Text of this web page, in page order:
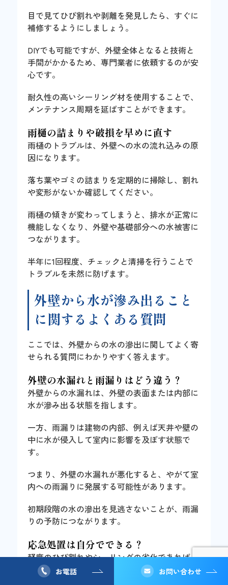
お電話 お問い合わせ
目で見てひび割れや剥離を発見したら、すぐに
補修するようにしましょう。
DIYでも可能ですが、外壁全体となると技術と
手間がかかるため、専門業者に依頼するのが安
心です。
耐久性の高いシーリング材を使用することで、
メンテナンス周期を延ばすことができます。
雨樋の詰まりや破損を早めに直す
雨樋のトラブルは、外壁への水の流れ込みの原
因になります。
落ち葉やゴミの詰まりを定期的に掃除し、割れ
や変形がないか確認してください。
雨樋の傾きが変わってしまうと、排水が正常に
機能しなくなり、外壁や基礎部分への水被害に
つながります。
半年に1回程度、チェックと清掃を行うことで
トラブルを未然に防げます。
外壁から水が滲み出ること
に関するよくある質問
ここでは、外壁からの水の滲出に関してよく寄
せられる質問にわかりやすく答えます。
外壁の水漏れと雨漏りはどう違う？
外壁からの水漏れは、外壁の表面または内部に
水が滲み出る状態を指します。
一方、雨漏りは建物の内部、例えば天井や壁の
中に水が侵入して室内に影響を及ぼす状態で
す。
つまり、外壁の水漏れが悪化すると、やがて室
内への雨漏りに発展する可能性があります。
初期段階の水の滲出を見逃さないことが、雨漏
りの予防につながります。
応急処置は自分でできる？
軽度のひび割れやシーリングの劣化であれば、
ホームセンターなどで補修材を購入してDIYも
可能です。